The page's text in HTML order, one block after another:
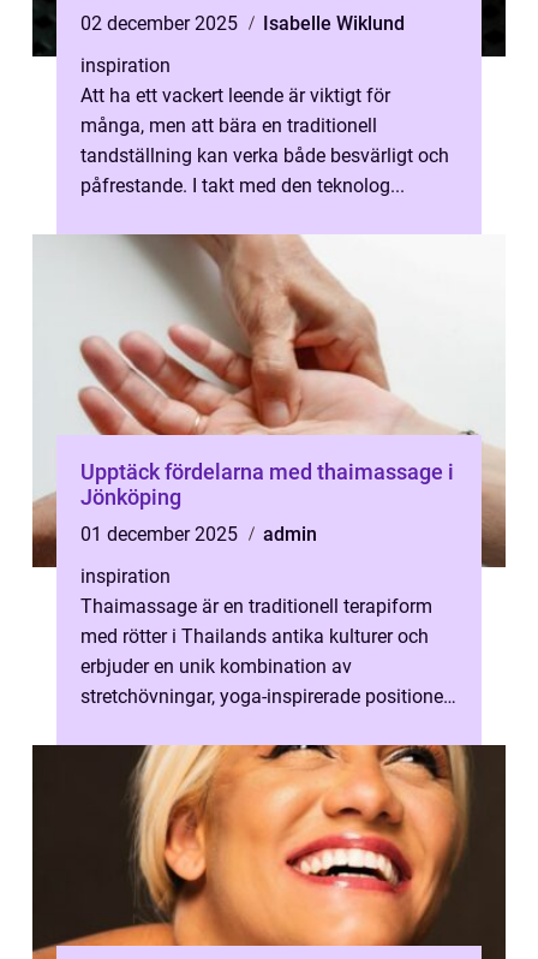
02 december 2025
Isabelle Wiklund
inspiration
Att ha ett vackert leende är viktigt för
många, men att bära en traditionell
tandställning kan verka både besvärligt och
påfrestande. I takt med den teknolog...
Upptäck fördelarna med thaimassage i
Jönköping
01 december 2025
admin
inspiration
Thaimassage är en traditionell terapiform
med rötter i Thailands antika kulturer och
erbjuder en unik kombination av
stretchövningar, yoga-inspirerade positioner